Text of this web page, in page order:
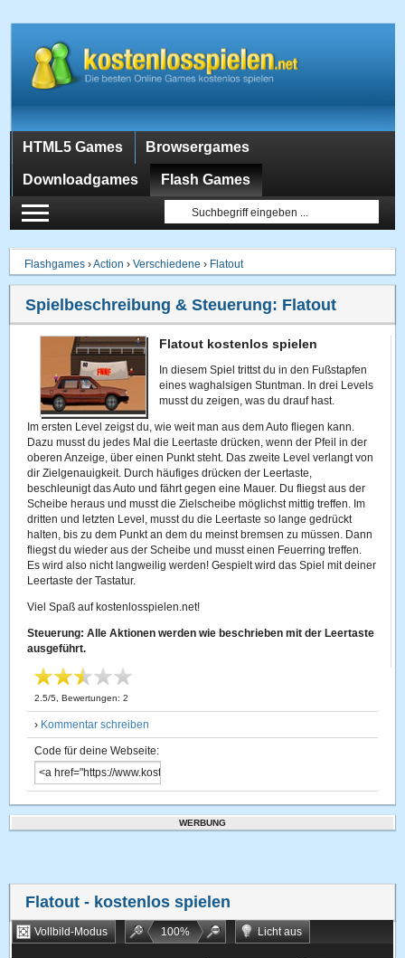
HTML5 Games Browsergames
Downloadgames Flash Games
Flashgames ›Action ›Verschiedene › Flatout
Spielbeschreibung & Steuerung: Flatout
Flatout kostenlos spielen
In diesem Spiel trittst du in den Fußstapfen
eines waghalsigen Stuntman. In drei Levels
musst du zeigen, was du drauf hast.
Im ersten Level zeigst du, wie weit man aus dem Auto fliegen kann.
Dazu musst du jedes Mal die Leertaste drücken, wenn der Pfeil in der
oberen Anzeige, über einen Punkt steht. Das zweite Level verlangt von
dir Zielgenauigkeit. Durch häufiges drücken der Leertaste,
beschleunigt das Auto und fährt gegen eine Mauer. Du fliegst aus der
Scheibe heraus und musst die Zielscheibe möglichst mittig treffen. Im
dritten und letzten Level, musst du die Leertaste so lange gedrückt
halten, bis zu dem Punkt an dem du meinst bremsen zu müssen. Dann
fliegst du wieder aus der Scheibe und musst einen Feuerring treffen.
Es wird also nicht langweilig werden! Gespielt wird das Spiel mit deiner
Leertaste der Tastatur.
Viel Spaß auf kostenlosspielen.net!
Steuerung: Alle Aktionen werden wie beschrieben mit der Leertaste
ausgeführt.
2.5/5 , Bewertungen:2
› Kommentar schreiben
Code für deine Webseite:
WERBUNG
Flatout - kostenlos spielen
Vollbild-Modus 100%
Licht aus